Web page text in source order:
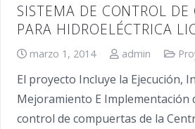
SISTEMA DE CONTROL DE
PARA HIDROELÉCTRICA
marzo 1, 2014 admin
El proyecto Incluye la Ejecución,
Mejoramiento E Implementación
control de compuertas de la